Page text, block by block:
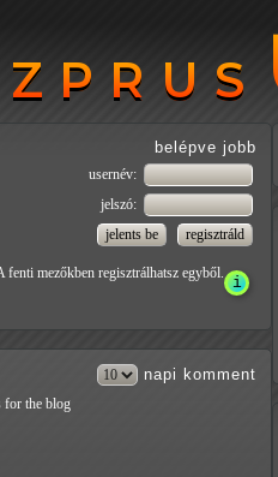
belépve jobb
usernév:
jelszó:
fenti mezőkben regisztrálhatsz egyből.
napi komment
for the blog